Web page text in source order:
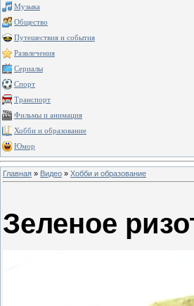
Музыка
Общество
Путешествия и события
Развлечения
Сериалы
Спорт
Транспорт
Фильмы и анимация
Хобби и образование
Юмор
Главная » Видео » Хобби и образование
Зеленое